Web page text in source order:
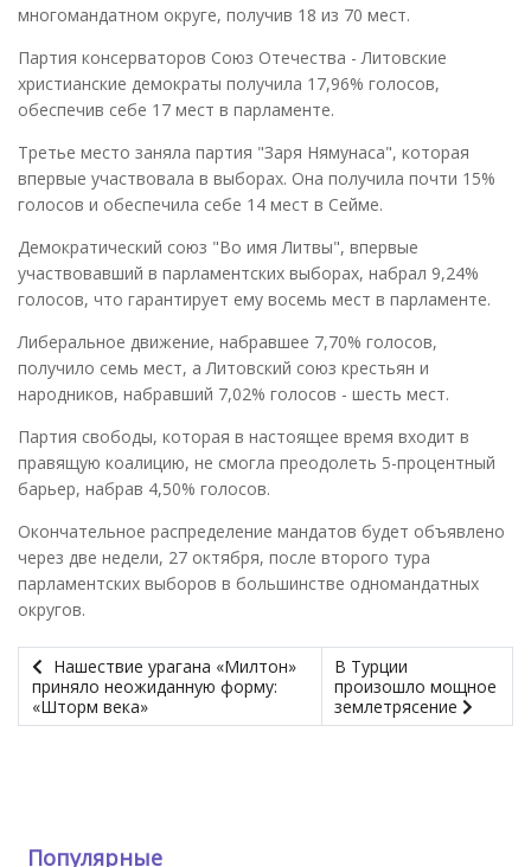
многомандатном округе, получив 18 из 70 мест.
Партия консерваторов Союз Отечества - Литовские
христианские демократы получила 17,96% голосов,
обеспечив себе 17 мест в парламенте.
Третье место заняла партия "Заря Нямунаса", которая
впервые участвовала в выборах. Она получила почти 15%
голосов и обеспечила себе 14 мест в Сейме.
Демократический союз "Во имя Литвы", впервые
участвовавший в парламентских выборах, набрал 9,24%
голосов, что гарантирует ему восемь мест в парламенте.
Либеральное движение, набравшее 7,70% голосов,
получило семь мест, а Литовский союз крестьян и
народников, набравший 7,02% голосов - шесть мест.
Партия свободы, которая в настоящее время входит в
правящую коалицию, не смогла преодолеть 5-процентный
барьер, набрав 4,50% голосов.
Окончательное распределение мандатов будет объявлено
через две недели, 27 октября, после второго тура
парламентских выборов в большинстве одномандатных
округов.
Нашествие урагана «Милтон»
приняло неожиданную форму:
«Шторм века»
В Турции
произошло мощное
землетрясение
Популярные